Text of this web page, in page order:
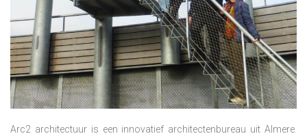
Arc2 architectuur is een innovatief architectenbureau uit Almere.